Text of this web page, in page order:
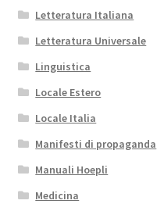
Letteratura Italiana
Letteratura Universale
Linguistica
Locale Estero
Locale Italia
Manifesti di propaganda
Manuali Hoepli
Medicina